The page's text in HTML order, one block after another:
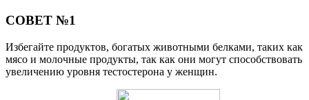
СОВЕТ №1
Избегайте продуктов, богатых животными белками, таких как
мясо и молочные продукты, так как они могут способствовать
увеличению уровня тестостерона у женщин.